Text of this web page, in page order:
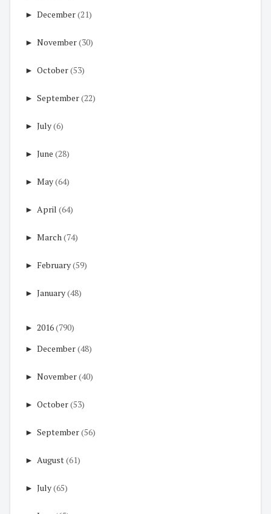
► December(21)
► November(30)
► October(53)
► September(22)
► July(6)
► June (28)
► May(64)
► April (64)
► March(74)
► February(59)
► January(48)
► 2016(790)
► December(48)
► November(40)
► October(53)
► September(56)
► August(61)
► July(65)